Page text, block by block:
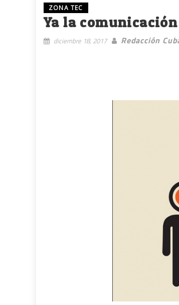
ZONA TEC
Ya la
diciembre 18, 2017 Redacción